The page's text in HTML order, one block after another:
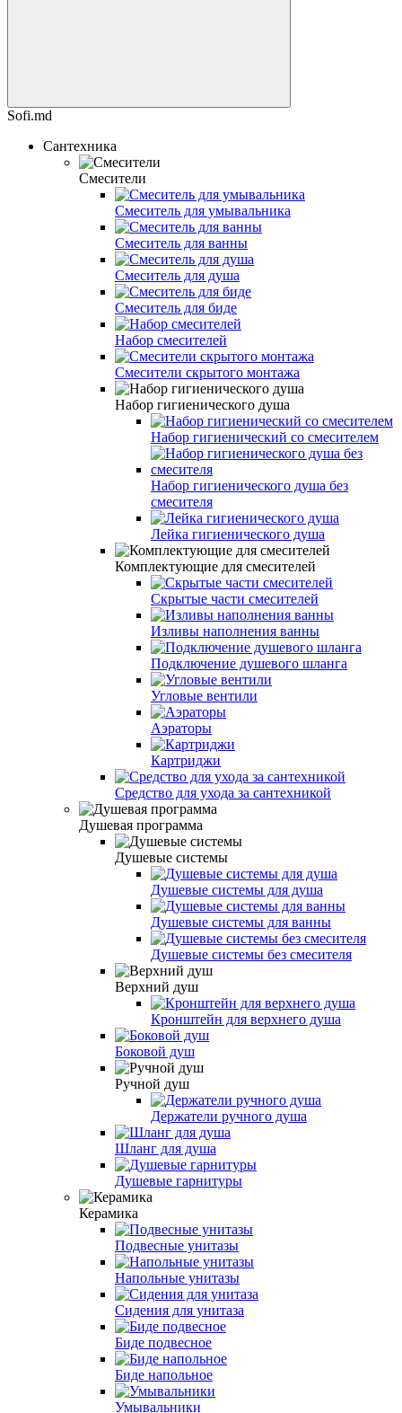
Sofi.md
Сантехника
Смесители
Смеситель для умывальника
Смеситель для ванны
Смеситель для душа
Смеситель для биде
Набор смесителей
Смесители скрытого монтажа
Набор гигиенического душа
Набор гигиенический со смесителем
Набор гигиенического душа без
смесителя
Лейка гигиенического душа
Комплектующие для смесителей
Скрытые части смесителей
Изливы наполнения ванны
Подключение душевого шланга
Угловые вентили
Аэраторы
Картриджи
Средство для ухода за сантехникой
Душевая программа
Душевые системы
Душевые системы для душа
Душевые системы для ванны
Душевые системы без смесителя
Верхний душ
Кронштейн для верхнего душа
Боковой душ
Ручной душ
Держатели ручного душа
Шланг для душа
Душевые гарнитуры
Керамика
Подвесные унитазы
Напольные унитазы
Сидения для унитаза
Биде подвесное
Биде напольное
Умывальники